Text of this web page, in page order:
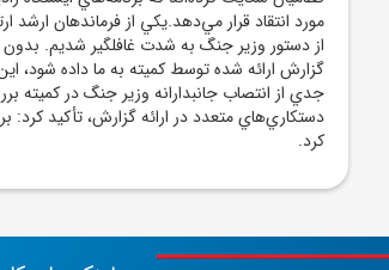
مورد انتقاد قرار مي‌دهد.يکي از فرماندهان
از دستور وزير جنگ به شدت غافلگير شديم. بدون
گزارش ارائه شده توسط کميته به ما داده شود،
جدي از انتصاب جانبدارانه وزير جنگ در کميته
دستکاري‌هاي متعدد در ارائه گزارش، تأکيد کرد:
کرد.